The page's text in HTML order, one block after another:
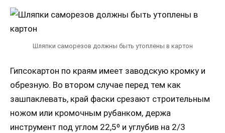
Шляпки саморезов должны быть утоплены в картон
Гипсокартон по краям имеет заводскую кромку и
обрезную. Во втором случае перед тем как
зашпаклевать, край фаски срезают строительным
ножом или кромочным рубанком, держа
инструмент под углом 22,5º и углубив на 2/3